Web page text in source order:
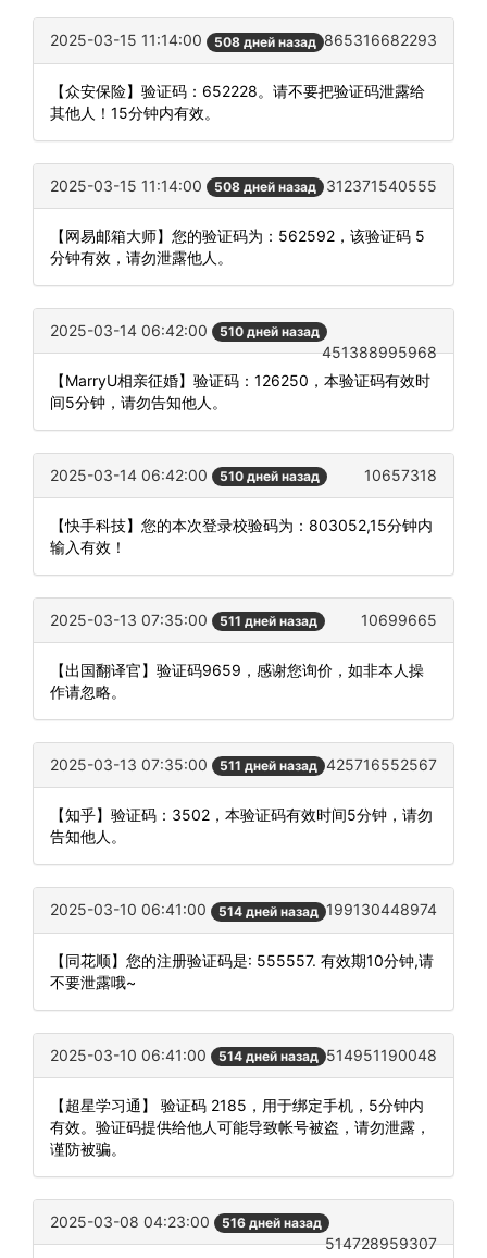
2025-03-15 11:14:00 508 дней назад 865316682293
【众安保险】验证码：652228。请不要把验证码泄露给
其他人！15分钟内有效。
2025-03-15 11:14:00 508 дней назад 312371540555
【网易邮箱大师】您的验证码为：562592，该验证码 5
分钟有效，请勿泄露他人。
2025-03-14 06:42:00 510 дней назад
451388995968
【MarryU相亲征婚】验证码：126250，本验证码有效时
间5分钟，请勿告知他人。
2025-03-14 06:42:00 510 дней назад 10657318
【快手科技】您的本次登录校验码为：803052,15分钟内
输入有效！
2025-03-13 07:35:00 511 дней назад 10699665
【出国翻译官】验证码9659，感谢您询价，如非本人操
作请忽略。
2025-03-13 07:35:00 511 дней назад 425716552567
【知乎】验证码：3502，本验证码有效时间5分钟，请勿
告知他人。
2025-03-10 06:41:00 514 дней назад 199130448974
【同花顺】您的注册验证码是: 555557. 有效期10分钟,请
不要泄露哦~
2025-03-10 06:41:00 514 дней назад 514951190048
【超星学习通】 验证码 2185，用于绑定手机，5分钟内
有效。验证码提供给他人可能导致帐号被盗，请勿泄露，
谨防被骗。
2025-03-08 04:23:00 516 дней назад
514728959307